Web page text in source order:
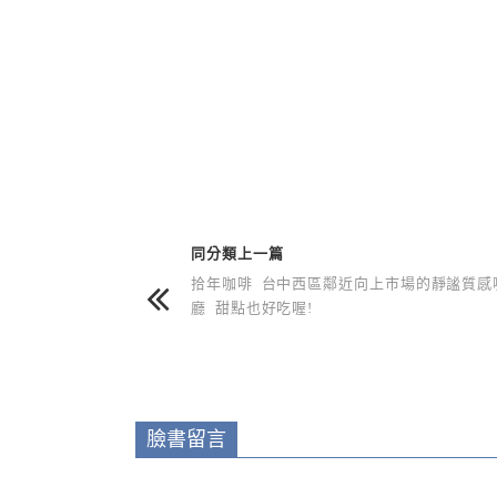
同分類上一篇
拾年咖啡 台中西區鄰近向上市場的靜謐質感
廳 甜點也好吃喔!
臉書留言